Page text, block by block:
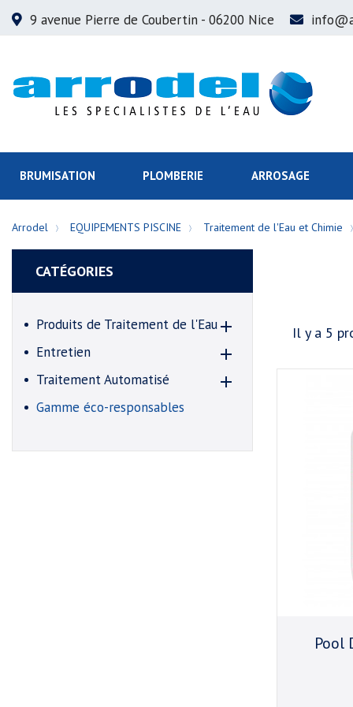
9 avenue Pierre de Coubertin - 06200 Nice
BRUMISATION PLOMBERIE ARROSAGE
Arrodel EQUIPEMENTS PISCINE Traitement de l'Eau et Chimie
CATÉGORIES
Produits de Traitement de l'Eau
Entretien 
Traitement Automatisé 
Gamme éco-responsables
Il y a 5
Pool